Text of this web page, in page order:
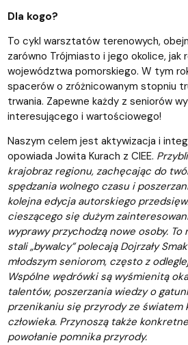
Dla kogo?
To cykl warsztatów terenowych,
zarówno Trójmiasto i jego okolice, jak
województwa pomorskiego. W tym
spacerów o zróżnicowanym stopniu
trwania. Zapewne każdy z seniorów
interesującego i wartościowego!
Naszym celem jest aktywizacja i
opowiada Jowita Kurach z CIEE.
krajobraz regionu, zachęcając do
spędzania wolnego czasu i
kolejna edycja autorskiego
cieszącego się dużym
wyprawy przychodzą nowe osoby.
stali „bywalcy” polecają Dojrzały
młodszym seniorom, często z
Wspólne wędrówki są wyśmienitą
talentów, poszerzania wiedzy o
przenikaniu się przyrody ze światem
człowieka. Przynoszą także
powołanie pomnika przyrody.